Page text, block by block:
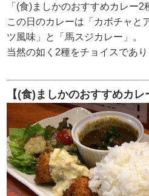
「(食)ましかのおすすめカレー2
この日のカレーは「カボチャと
ツ風味」と「馬スジカレー」。
当然の如く2種をチョイスであ
【(食)ましかのおすすめカ